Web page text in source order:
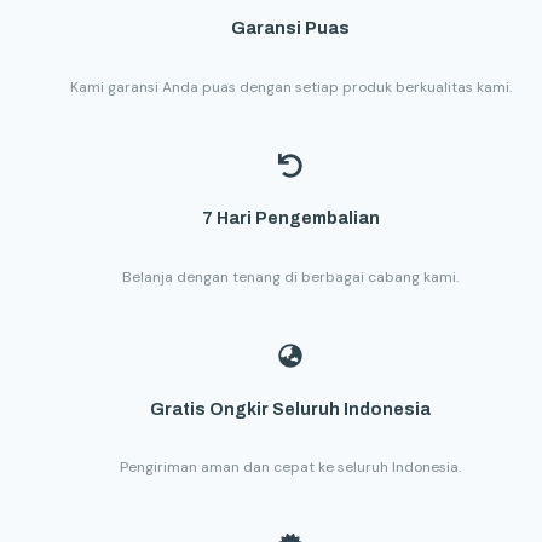
Garansi Puas
Kami garansi Anda puas dengan setiap produk berkualitas kami.
7 Hari Pengembalian
Belanja dengan tenang di berbagai cabang kami.
Gratis Ongkir Seluruh Indonesia
Pengiriman aman dan cepat ke seluruh Indonesia.